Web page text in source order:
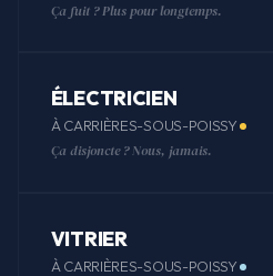
Ça fuit ? Plus pour longtemps.
ÉLECTRICIEN
À CARRIÈRES-SOUS-POISSY
Ça disjoncte ? Nous, jamais.
VITRIER
À CARRIÈRES-SOUS-POISSY